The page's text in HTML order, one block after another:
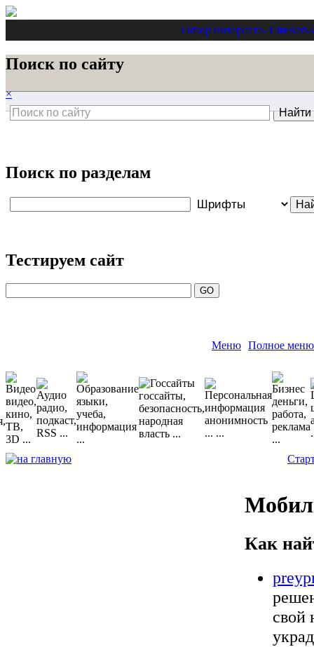
Обзор интернета- LiteВеб-
Поиск по сайту
×
Поиск по разделам
Тестируем сайт
Меню Полное меню
Как
свой